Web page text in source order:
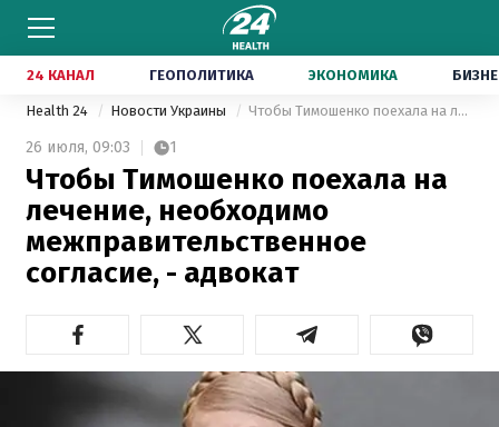
24 КАНАЛ ГЕОПОЛИТИКА ЭКОНОМИКА
Health 24 Новости Украины Чтобы Тимошенко поехала на лечение, необходимо межправительственное согласие, - адвокат
26 июля, 09:03 1
Чтобы Тимошенко поехала на
лечение, необходимо
межправительственное
согласие, - адвокат